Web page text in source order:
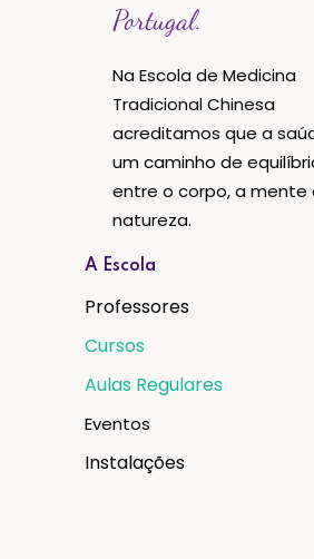
Portugal.
Na Escola de Medicina
Tradicional Chinesa
acreditamos que a
um caminho de
entre o corpo, a mente
natureza.
A Escola
Professores
Cursos
Aulas Regulares
Eventos
Instalações